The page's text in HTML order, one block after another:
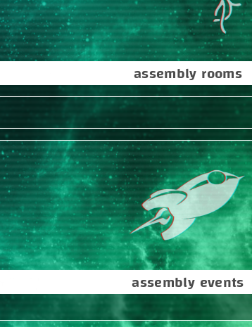
assembly rooms
assembly events